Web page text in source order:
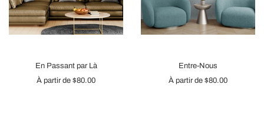
En Passant par Là
À partir de $80.00
Entre-Nous
À partir de $80.00